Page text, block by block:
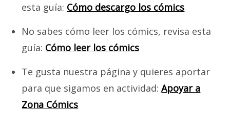
esta guía: Cómo descargo los cómics
No sabes cómo leer los cómics, revisa esta
guía: Cómo leer los cómics
Te gusta nuestra página y quieres aportar
para que sigamos en actividad:Apoyar a
Zona Cómics